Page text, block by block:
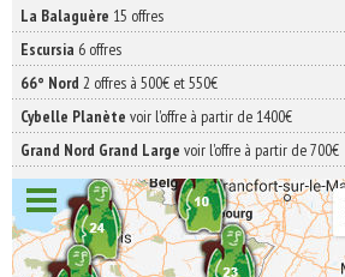
La Balaguère 15 offres
Escursia 6 offres
66° Nord 2 offres à 500€ et 550€
Cybelle Planète voir l'offre à partir de 1400€
Grand Nord Grand Large voir l'offre à partir de 700€